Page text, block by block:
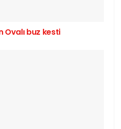
Ovalı buz kesti